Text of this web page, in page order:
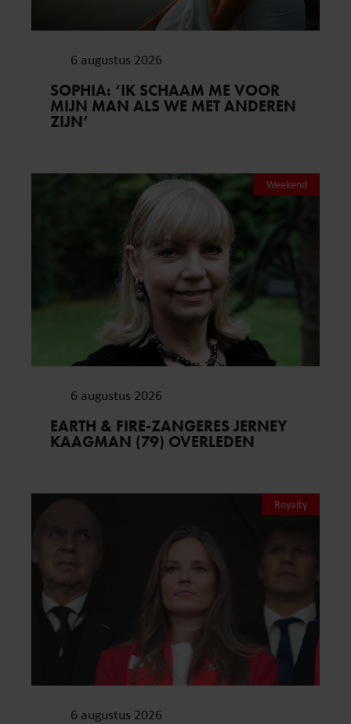
6 augustus 2026
SOPHIA: ‘IK SCHAAM ME VOOR
MIJN MAN ALS WE MET ANDEREN
ZIJN’
Weekend
6 augustus 2026
EARTH & FIRE-ZANGERES JERNEY
KAAGMAN (79) OVERLEDEN
Royalty
6 augustus 2026